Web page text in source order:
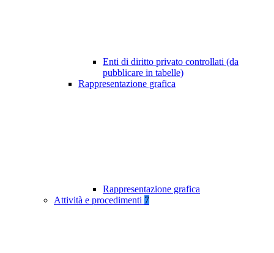
Enti di diritto privato controllati (da
pubblicare in tabelle)
Rappresentazione grafica
Rappresentazione grafica
Attività e procedimenti 7